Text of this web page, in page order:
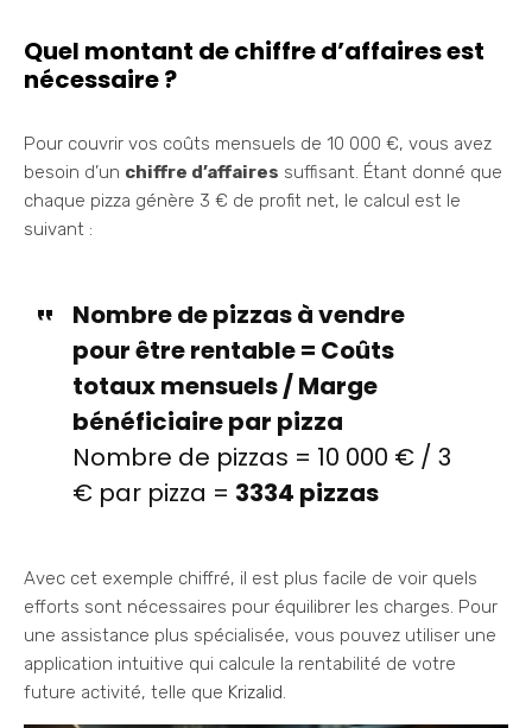
Quel montant de chiffre d’affaires est
nécessaire ?
Pour couvrir vos coûts mensuels de 10 000 €, vous avez
besoin d’un chiffre d’affaires suffisant. Étant donné que
chaque pizza génère 3 € de profit net, le calcul est le
suivant :
Nombre de pizzas à vendre
pour être rentable = Coûts
totaux mensuels / Marge
bénéficiaire par pizza
Nombre de pizzas = 10 000 € / 3
€ par pizza = 3334 pizzas
Avec cet exemple chiffré, il est plus facile de voir quels
efforts sont nécessaires pour équilibrer les charges. Pour
une assistance plus spécialisée, vous pouvez utiliser une
application intuitive qui calcule la rentabilité de votre
future activité, telle que Krizalid.